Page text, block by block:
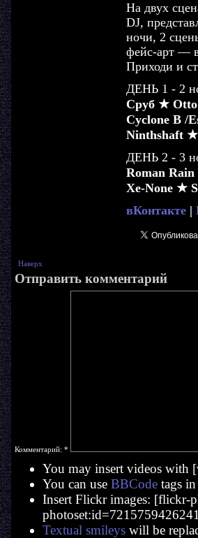
На двух
DJ,
ночи, 2
фейс-арт —
Приходи и
ДЕНЬ 1 - 2
Сруб ★
Cyclone B /
Ninthshaft
ДЕНЬ 2 - 3
Roman
Xe-None ★
вКонтакте|
Наверх
Отправить комментарий
Комментарий: *
You may insert videos with
You can use BBCodetags in
Insert Flickr images: [flickr-
Textual smileyswill be